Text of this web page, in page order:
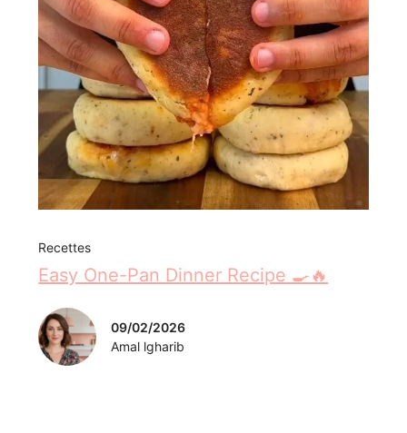
Recettes
Easy One-Pan Dinner Recipe 🍳🔥
09/02/2026
Amal lgharib